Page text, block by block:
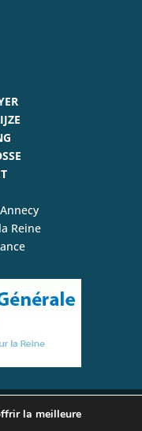
Reine
/
la meilleure